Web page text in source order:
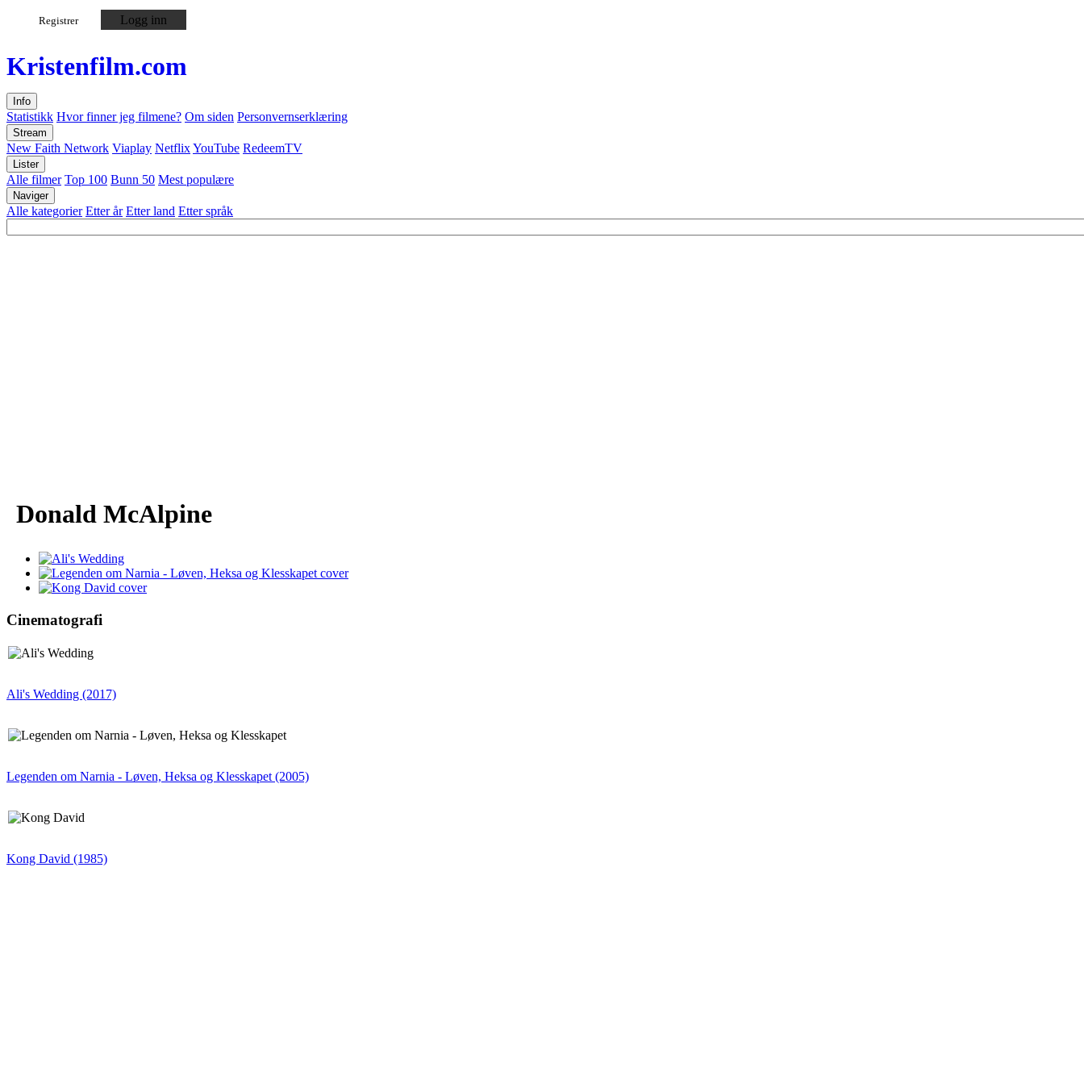
Registrer Logg inn
Kristenfilm.com
Info
Statistikk Hvor finner jeg filmene? Om siden Personvernserklæring
Stream
New Faith Network Viaplay NetflixYouTube RedeemTV
Lister
Alle filmer Top 100 Bunn 50 Mest populære
Naviger
Alle kategorier Etter år Etter land Etter språk
Donald McAlpine
Cinematografi
Ali's Wedding (2017)
Legenden om Narnia - Løven, Heksa og Klesskapet (2005)
Kong David (1985)